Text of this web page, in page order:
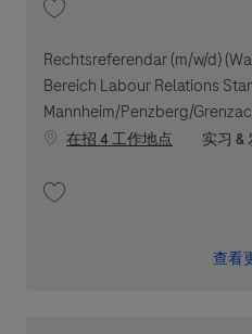
Rechtsreferendar (m/w/d)
Bereich Labour Relations
Mannheim/Penzberg/
在招 4 工作地点 职位类
实习 &
查看